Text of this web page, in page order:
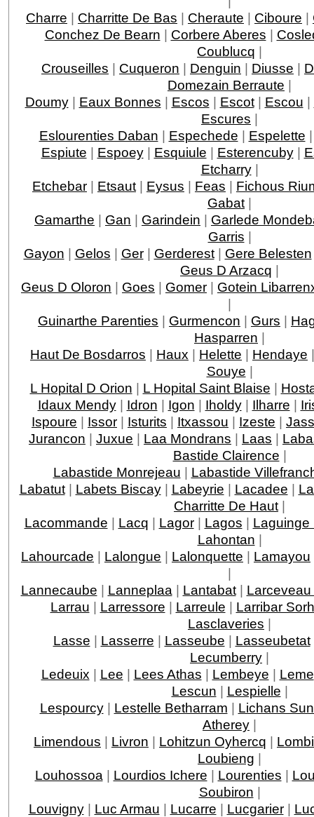
Charre | Charritte De Bas | Cheraute | Ciboure |
Conchez De Bearn | Corbere Aberes |
Coublucq |
Crouseilles | Cuqueron | Denguin | Diusse |
Domezain Berraute |
Doumy| Eaux Bonnes | Escos | Escot| Escou |
Escures |
Eslourenties Daban | Espechede | Espelette
Espiute | Espoey| Esquiule | Esterencuby|
Etcharry|
Etchebar | Etsaut | Eysus | Feas | Fichous
Gabat |
Gamarthe | Gan | Garindein | Garlede
Garris |
Gayon | Gelos | Ger| Gerderest| Gere Belesten
Geus D Arzacq |
Geus D Oloron | Goes | Gomer | Gotein
|
Guinarthe Parenties | Gurmencon | Gurs |
Hasparren |
Haut De Bosdarros | Haux | Helette | Hendaye
Souye |
L Hopital D Orion | L Hopital Saint Blaise |
Idaux Mendy| Idron | Igon | Iholdy| Ilharre |
Ispoure | Issor | Isturits | Itxassou | Izeste |
Jurancon | Juxue | Laa Mondrans | Laas |
Bastide Clairence |
Labastide Monrejeau | Labastide
Labatut| Labets Biscay| Labeyrie | Lacadee |
Charritte De Haut |
Lacommande | Lacq | Lagor| Lagos | Laguinge
Lahontan |
Lahourcade | Lalongue | Lalonquette | Lamayou
|
Lannecaube | Lanneplaa | Lantabat| Larceveau
Larrau | Larressore | Larreule | Larribar
Lasclaveries |
Lasse | Lasserre | Lasseube | Lasseubetat
Lecumberry |
Ledeuix | Lee | Lees Athas | Lembeye | Leme
Lescun | Lespielle |
Lespourcy| Lestelle Betharram | Lichans
Atherey |
Limendous | Livron | Lohitzun Oyhercq |
Loubieng |
Louhossoa | Lourdios Ichere | Lourenties |
Soubiron |
Louvigny| Luc Armau | Lucarre | Lucgarier|